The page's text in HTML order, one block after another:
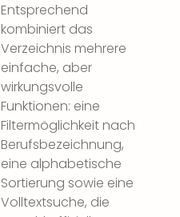
Entsprechend
kombiniert das
Verzeichnis mehrere
einfache, aber
wirkungsvolle
Funktionen: eine
Filtermöglichkeit nach
Berufsbezeichnung,
eine alphabetische
Sortierung sowie eine
Volltextsuche, die